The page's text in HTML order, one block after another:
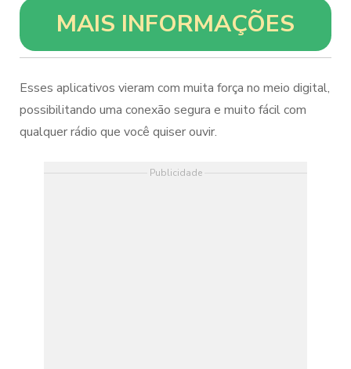
MAIS INFORMAÇÕES
Esses aplicativos vieram com muita força no meio digital,
possibilitando uma conexão segura e muito fácil com
qualquer rádio que você quiser ouvir.
Publicidade